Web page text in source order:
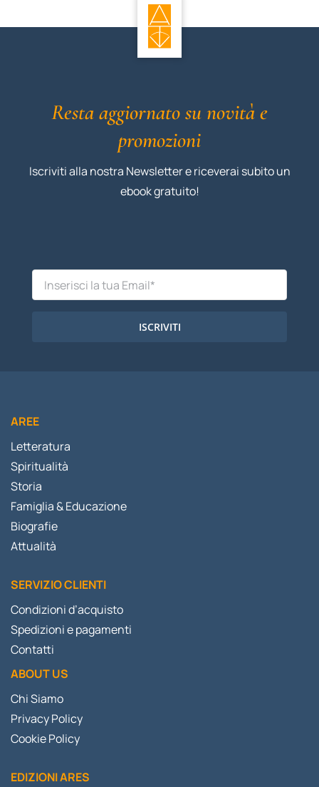
Resta aggiornato su novità e
promozioni
Iscriviti alla nostra Newsletter e riceverai subito un
ebook gratuito!
ISCRIVITI
AREE
Letteratura
Spiritualità
Storia
Famiglia & Educazione
Biografie
Attualità
SERVIZIO CLIENTI
Condizioni d’acquisto
Spedizioni e pagamenti
Contatti
ABOUT US
Chi Siamo
Privacy Policy
Cookie Policy
EDIZIONI ARES